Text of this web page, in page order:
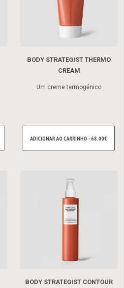
BODY STRATEGIST THERMO
CREAM
Um creme termogénico
ADICIONAR AO CARRINHO - 68.00€
BODY STRATEGIST CONTOUR